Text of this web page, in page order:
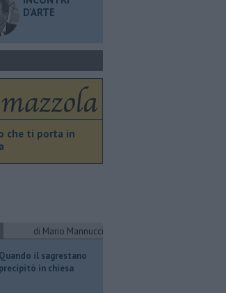
D'ARTE
che ti porta in
di Mario Mannucci
Quando il sagrestano
precipitò in chiesa